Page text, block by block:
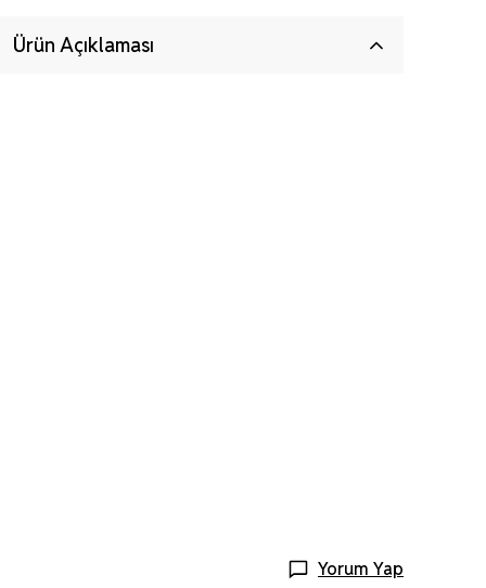
Ürün Açıklaması
Yorum Yap